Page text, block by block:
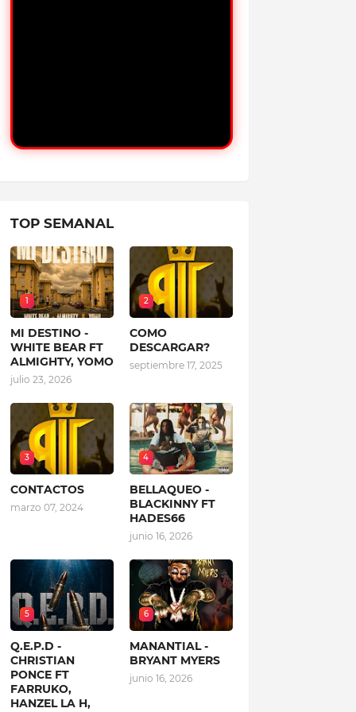
TOP SEMANAL
1
MI DESTINO -
WHITE BEAR FT
ALMIGHTY, YOMO
julio 23, 2026
2
COMO
DESCARGAR?
septiembre 17, 2025
3
CONTACTOS
marzo 07, 2024
4
BELLAQUEO -
BLACKINNY FT
HADES66
junio 16, 2026
5
Q.E.P.D -
CHRISTIAN
PONCE FT
FARRUKO,
HANZEL LA H,
6
MANANTIAL -
BRYANT MYERS
junio 16, 2026